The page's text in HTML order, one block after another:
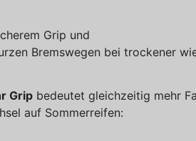
Grip und
Bremswegen bei trockener
Grip bedeutet gleichzeitig mehr
auf Sommerreifen: